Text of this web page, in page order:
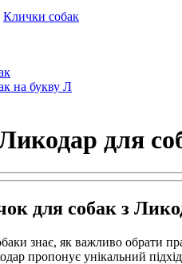
Клички собак
на букву Л
для
для собак з
знає, як важливо обрати
пропонує унікальний